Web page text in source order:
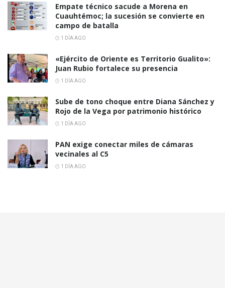
Empate técnico sacude a Morena en
Cuauhtémoc; la sucesión se convierte en
campo de batalla
1 DÍA AGO
«Ejército de Oriente es Territorio Gualito»:
Juan Rubio fortalece su presencia
1 DÍA AGO
Sube de tono choque entre Diana Sánchez y
Rojo de la Vega por patrimonio histórico
1 DÍA AGO
PAN exige conectar miles de cámaras
vecinales al C5
1 DÍA AGO